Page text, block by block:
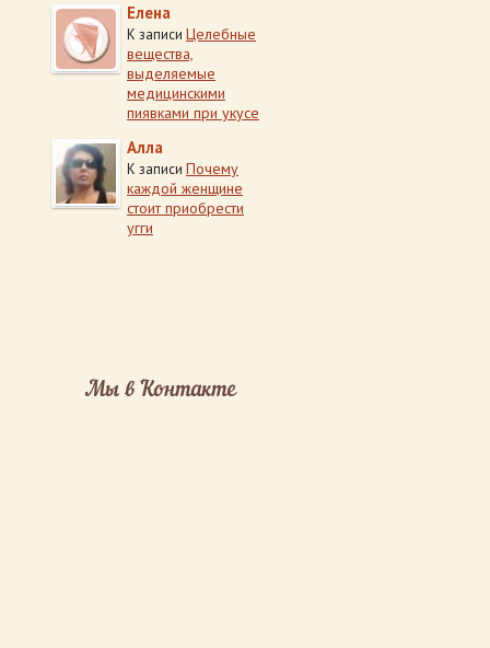
Елена
К записи Целебные
вещества,
выделяемые
медицинскими
пиявками при укусе
Алла
К записи Почему
каждой женщине
стоит приобрести
угги
Мы в Контакте